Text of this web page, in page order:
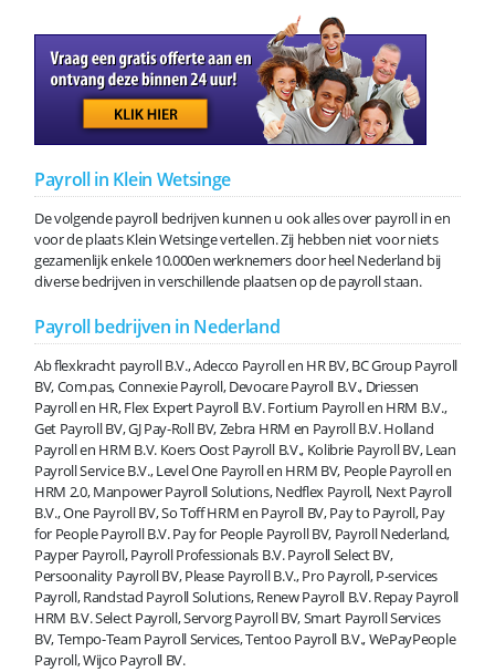
Payroll in Klein Wetsinge
De volgende payroll bedrijven kunnen u ook alles over payroll in en
voor de plaats Klein Wetsinge vertellen. Zij hebben niet voor niets
gezamenlijk enkele 10.000en werknemers door heel Nederland bij
diverse bedrijven in verschillende plaatsen op de payroll staan.
Payroll bedrijven in Nederland
Ab flexkracht payroll B.V., Adecco Payroll en HR BV, BC Group Payroll
BV, Com.pas, Connexie Payroll, Devocare Payroll B.V., Driessen
Payroll en HR, Flex Expert Payroll B.V. Fortium Payroll en HRM B.V.,
Get Payroll BV, GJ Pay-Roll BV, Zebra HRM en Payroll B.V. Holland
Payroll en HRM B.V. Koers Oost Payroll B.V., Kolibrie Payroll BV, Lean
Payroll Service B.V., Level One Payroll en HRM BV, People Payroll en
HRM 2.0, Manpower Payroll Solutions, Nedflex Payroll, Next Payroll
B.V., One Payroll BV, So Toff HRM en Payroll BV, Pay to Payroll, Pay
for People Payroll B.V. Pay for People Payroll BV, Payroll Nederland,
Payper Payroll, Payroll Professionals B.V. Payroll Select BV,
Persoonality Payroll BV, Please Payroll B.V., Pro Payroll, P-services
Payroll, Randstad Payroll Solutions, Renew Payroll B.V. Repay Payroll
HRM B.V. Select Payroll, Servorg Payroll BV, Smart Payroll Services
BV, Tempo-Team Payroll Services, Tentoo Payroll B.V., WePayPeople
Payroll, Wijco Payroll BV.